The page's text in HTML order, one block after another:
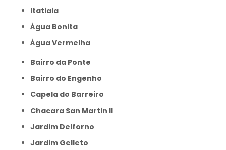
itatiaia
Água Bonita
Água Vermelha
Bairro da Ponte
Bairro do Engenho
Capela do Barreiro
Chacara San Martin II
Jardim Delforno
Jardim Gelleto